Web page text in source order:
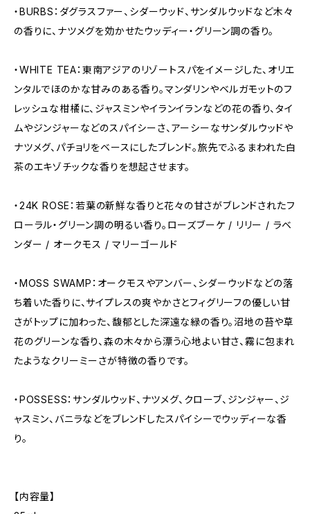
・BURBS：ダグラスファー、シダーウッド、サンダルウッドなど木々
の香りに、ナツメグを効かせたウッディー・グリーン調の香り。
・WHITE TEA：東南アジアのリゾートスパをイメージした、オリエ
ンタルでほのかな甘みのある香り。マンダリンやベルガモットのフ
レッシュな柑橘に、ジャスミンやイランイランなどの花の香り、タイ
ムやジンジャーなどのスパイシーさ、アーシーなサンダルウッドや
ナツメグ、パチョリをベースにしたブレンド。旅先でふるまわれた白
茶のエキゾチックな香りを想起させます。
・24K ROSE：若葉の新鮮な香りと花々の甘さがブレンドされたフ
ローラル・グリーン調の明るい香り。ローズブーケ / リリー / ラベ
ンダー / オークモス / マリーゴールド
・MOSS SWAMP：オークモスやアンバー、シダーウッドなどの落
ち着いた香りに、サイプレスの爽やかさとフィグリーフの優しい甘
さがトップに加わった、馥郁とした深遠な緑の香り。沼地の苔や草
花のグリーンな香り、森の木々から漂う心地よい甘さ、霧に包まれ
たようなクリーミーさが特徴の香りです。
・POSSESS：サンダルウッド、ナツメグ、クローブ、ジンジャー、ジ
ャスミン、バニラなどをブレンドしたスパイシーでウッディーな香
り。
【内容量】